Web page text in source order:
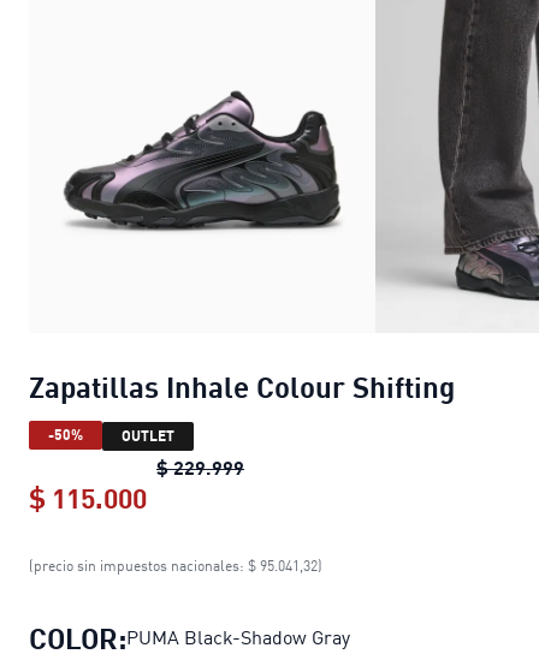
Zapatillas Inhale Colour Shifting
-50% OUTLET
$ 229.999Zapatillas Inhale Colour Shifting
$ 115.000
Zapatillas Inhale Colour Shifting
(precio sin impuestos nacionales: $ 95.041,32)
COLOR:PUMA Black-Shadow Gray